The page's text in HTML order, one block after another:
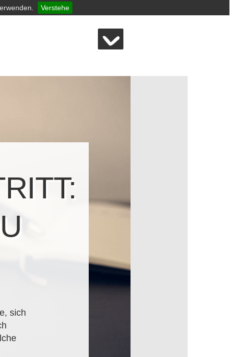
Verstehe
sich